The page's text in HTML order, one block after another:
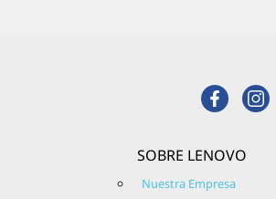
SOBRE LENOVO
Nuestra Empresa